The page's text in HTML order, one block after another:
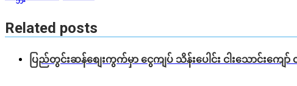
Related posts
ပြည်တွင်းဆန်စျေးကွက်မှာ ငွေကျပ် သိန်းပေါင်း ငါး​သောင်းကျ